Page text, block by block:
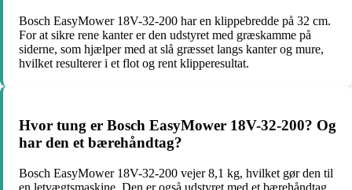
Bosch EasyMower 18V-32-200 har en klippebredde på 32 cm.
For at sikre rene kanter er den udstyret med græskamme på
siderne, som hjælper med at slå græsset langs kanter og mure,
hvilket resulterer i et flot og rent klipperesultat.
Hvor tung er Bosch EasyMower 18V-32-200? Og
har den et bærehåndtag?
Bosch EasyMower 18V-32-200 vejer 8,1 kg, hvilket gør den til
en letvægtsmaskine. Den er også udstyret med et bærehåndtag,